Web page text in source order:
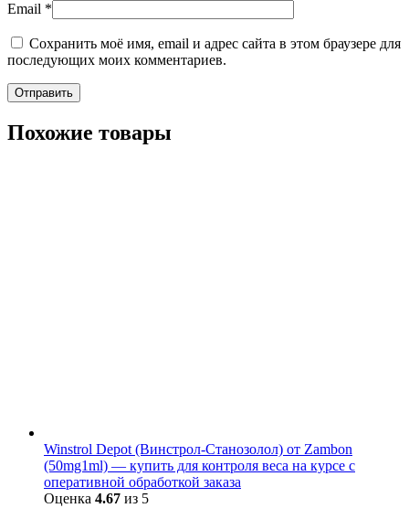
Email *
Сохранить моё имя, email и адрес сайта в этом браузере для
последующих моих комментариев.
Похожие товары
Winstrol Depot (Винстрол-Станозолол) от Zambon
(50mg1ml) — купить для контроля веса на курсе с
оперативной обработкой заказа
Оценка 4.67 из 5